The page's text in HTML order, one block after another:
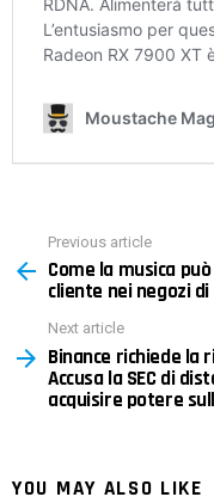
more
Previous article
Come la musica
cliente nei negozi
Next article
Binance richiede la
Accusa la SEC di
acquisire potere
YOU MAY ALSO LIKE